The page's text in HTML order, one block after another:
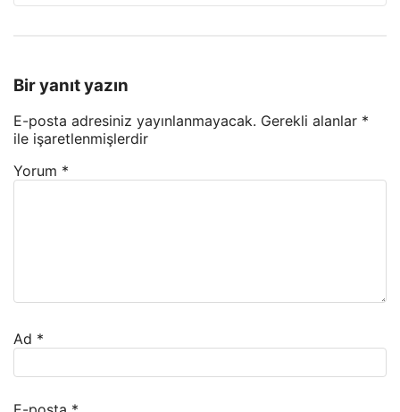
Bir yanıt yazın
E-posta adresiniz yayınlanmayacak. Gerekli alanlar *
ile işaretlenmişlerdir
Yorum *
Ad *